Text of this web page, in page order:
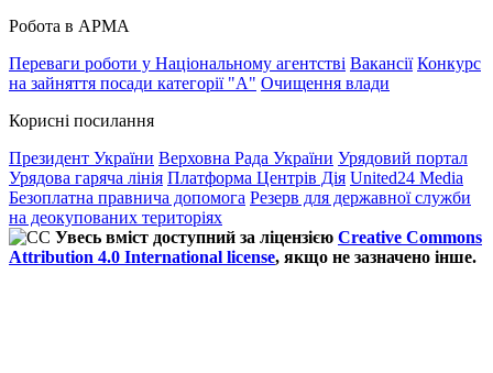
Робота в АРМА
Переваги роботи у Національному агентстві Вакансії Конкурс
на зайняття посади категорії "А" Очищення влади
Корисні посилання
Президент України Верховна Рада України Урядовий портал
Урядова гаряча лінія Платформа Центрів Дія United24 Media
Безоплатна правнича допомога Резерв для державної служби
на деокупованих територіях
Увесь вміст доступний за ліцензією Creative Commons
Attribution 4.0 International license, якщо не зазначено інше.